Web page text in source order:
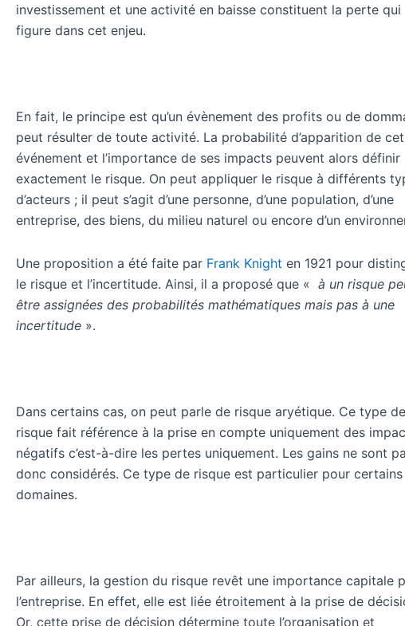
investissement et une activité en baisse constituent la perte qui
figure dans cet enjeu.
En fait, le principe est qu’un évènement des profits ou de
peut résulter de toute activité. La probabilité d’apparition de cet
événement et l’importance de ses impacts peuvent alors définir
exactement le risque. On peut appliquer le risque à différents
d’acteurs ; il peut s’agit d’une personne, d’une population, d’une
entreprise, des biens, du milieu naturel ou encore d’un
Une proposition a été faite par Frank Knight en 1921 pour
le risque et l’incertitude. Ainsi, il a proposé que « à un risque
être assignées des probabilités mathématiques mais pas à une
incertitude ».
Dans certains cas, on peut parle de risque aryétique. Ce type de
risque fait référence à la prise en compte uniquement des
négatifs c’est-à-dire les pertes uniquement. Les gains ne sont
donc considérés. Ce type de risque est particulier pour certains
domaines.
Par ailleurs, la gestion du risque revêt une importance capitale
l’entreprise. En effet, elle est liée étroitement à la prise de
Or, cette prise de décision détermine toute l’organisation et